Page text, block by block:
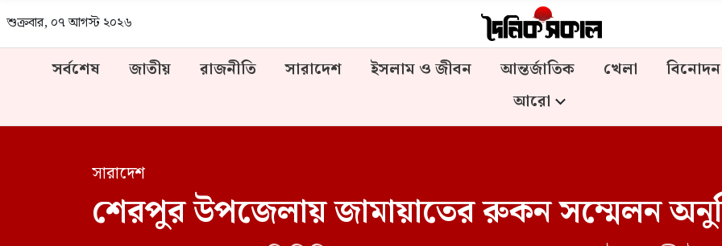
শুক্রবার, ০৭ আগস্ট ২০২৬
সর্বশেষ জাতীয় রাজনীতি সারাদেশ ইসলাম ও জীবন আন্তর্জাতিক খেলা বিনোদন
আরো
সারাদেশ
শেরপুর উপজেলায় জামায়াতের রুকন সম্মেলন